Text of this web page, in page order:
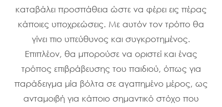
καταβάλει προσπάθεια ώστε να φέρει εις πέρας
κάποιες υποχρεώσεις. Με αυτόν τον τρόπο θα
γίνει πιο υπεύθυνος και συγκροτημένος.
Επιπλέον, θα μπορούσε να οριστεί και ένας
τρόπος επιβράβευσης του παιδιού, όπως για
παράδειγμα μία βόλτα σε αγαπημένο μέρος, ως
ανταμοιβή για κάποιο σημαντικό στόχο που